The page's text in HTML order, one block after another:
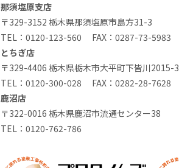
那須塩原支店
〒329-3152 栃木県那須塩原市島方31-3
TEL： 0120-123-560 FAX：0287-73-5983
とちぎ店
〒329-4406 栃木県栃木市大平町下皆川2015-3
TEL： 0120-300-028 FAX：0282-28-7628
鹿沼店
〒322-0016 栃木県鹿沼市流通センター38
TEL： 0120-762-786